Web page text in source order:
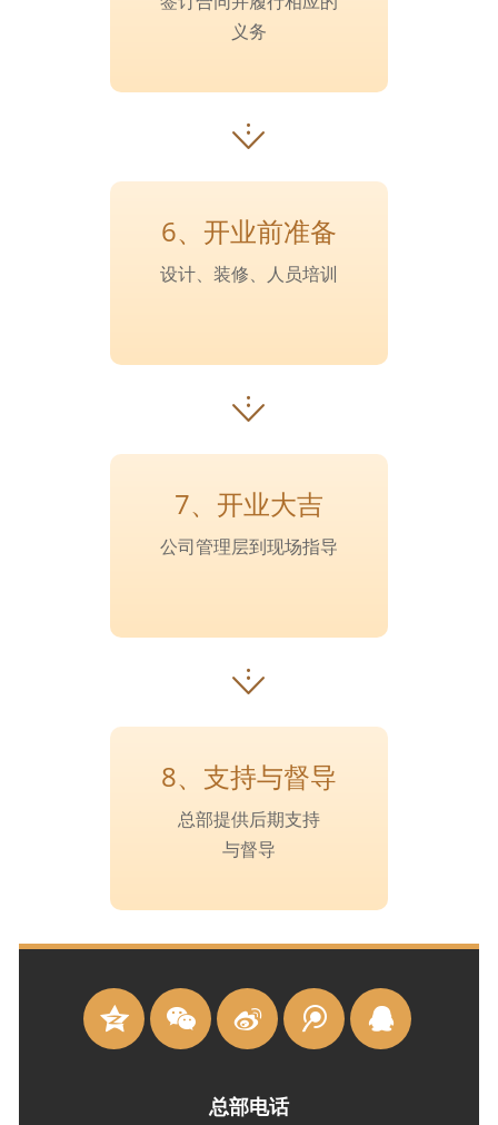
义务
6、开业前准备
设计、装修、人员培训
7、开业大吉
公司管理层到现场指导
8、支持与督导
总部提供后期支持
与督导
总部电话